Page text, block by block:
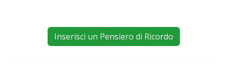
Inserisci un Pensiero di Ricordo